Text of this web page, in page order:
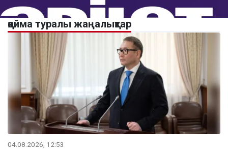
қойма туралы жаңалықтар
04.08.2026, 12:53